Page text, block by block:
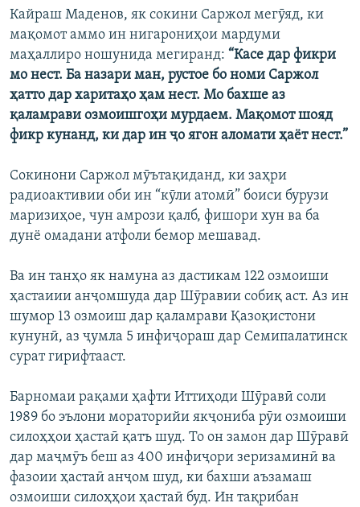
Кайраш Маденов, як сокини Саржол мегӯяд, ки
мақомот аммо ин нигарониҳои мардуми
маҳаллиро ношунида мегиранд: “Касе дар фикри
мо нест. Ба назари ман, рустое бо номи Саржол
ҳатто дар харитаҳо ҳам нест. Мо бахше аз
қаламрави озмоишгоҳи мурдаем. Мақомот шояд
фикр кунанд, ки дар ин ҷо ягон аломати ҳаёт нест.”
Сокинони Саржол мӯътақиданд, ки заҳри
радиоактивии оби ин “кӯли атомӣ” боиси бурузи
маризиҳое, чун амрози қалб, фишори хун ва ба
дунё омадани атфоли бемор мешавад.
Ва ин танҳо як намуна аз дастикам 122 озмоиши
ҳастаиии анҷомшуда дар Шӯравии собиқ аст. Аз ин
шумор 13 озмоиш дар қаламрави Қазоқистони
кунунӣ, аз ҷумла 5 инфиҷораш дар Семипалатинск
сурат гирифтааст.
Барномаи рақами ҳафти Иттиҳоди Шӯравӣ соли
1989 бо эълони мораторийи якҷониба рӯи озмоиши
силоҳҳои ҳастаӣ қатъ шуд. То он замон дар Шӯравӣ
дар маҷмӯъ беш аз 400 инфиҷори зеризаминӣ ва
фазоии ҳастаӣ анҷом шуд, ки бахши аъзамаш
озмоиши силоҳҳои ҳастаӣ буд. Ин тақрибан